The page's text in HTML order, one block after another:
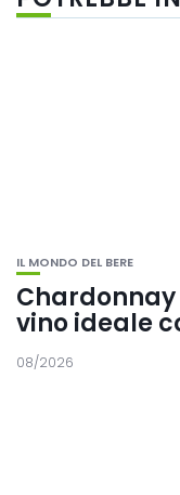
IL MONDO DEL BERE
Chardonnay
vino ideale
08/2026